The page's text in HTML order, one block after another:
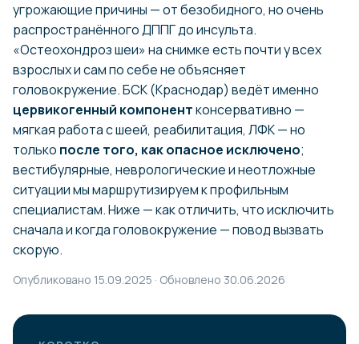
угрожающие причины — от безобидного, но очень
распространённого ДППГ до инсульта.
«Остеохондроз шеи» на снимке есть почти у всех
взрослых и сам по себе не объясняет
головокружение. БСК (Краснодар) ведёт именно
цервикогенный компонентконсервативно —
мягкая работа с шеей, реабилитация, ЛФК — но
только после того, как опасное исключено;
вестибулярные, неврологические и неотложные
ситуации мы маршрутизируем к профильным
специалистам. Ниже — как отличить, что исключить
сначала и когда головокружение — повод вызвать
скорую.
Опубликовано 15.09.2025 · Обновлено 30.06.2026